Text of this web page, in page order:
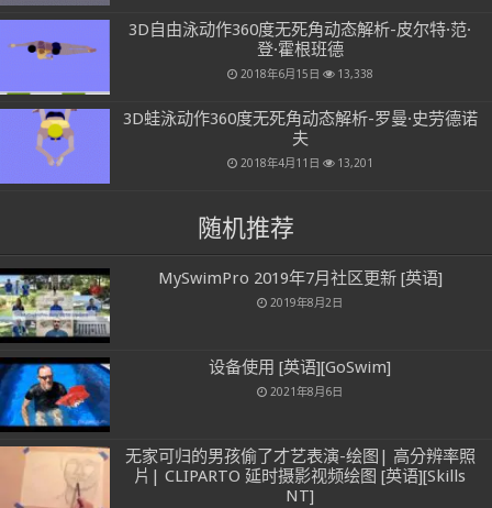
3D自由泳动作360度无死角动态解析-皮尔特·范·
登·霍根班德
2018年6月15日 13,338
3D蛙泳动作360度无死角动态解析-罗曼·史劳德诺
夫
2018年4月11日 13,201
随机推荐
MySwimPro 2019年7月社区更新 [英语]
2019年8月2日
设备使用 [英语][GoSwim]
2021年8月6日
无家可归的男孩偷了才艺表演-绘图| 高分辨率照
片| CLIPARTO 延时摄影视频绘图 [英语][Skills
NT]